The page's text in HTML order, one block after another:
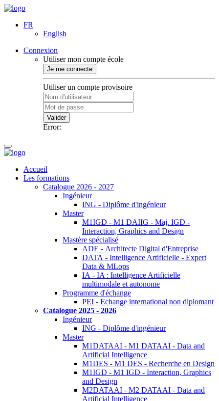
FR
English
Connexion
Utiliser mon compte école
Je me connecte
Utiliser un compte provisoire
Valider
Error:
Accueil
Les formations
Catalogue 2026 - 2027
Ingénieur
ING - Diplôme d'ingénieur
Master
M1IGD - M1 DAIIG - Maj. IGD -
Interaction, Graphics and Design
Mastère spécialisé
ADE - Architecte Digital d'Entreprise
DATA - Intelligence Artificielle - Expert
Data & MLops
IA - IA : Intelligence Artificielle
multimodale et autonome
Programme d'échange
PEI - Echange international non diplomant
Catalogue 2025 - 2026
Ingénieur
ING - Diplôme d'ingénieur
Master
M1DATAAI - M1 DATAAI - Data and
Artificial Intelligence
M1DES - M1 DES - Recherche en Design
M1IGD - M1 IGD - Interaction, Graphics
and Design
M2DATAAI - M2 DATAAI - Data and
Artificial Intelligence